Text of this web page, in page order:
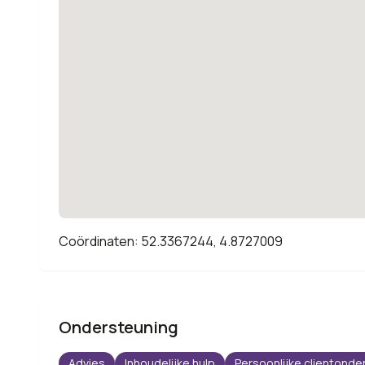
Coördinaten: 52.3367244, 4.8727009
Ondersteuning